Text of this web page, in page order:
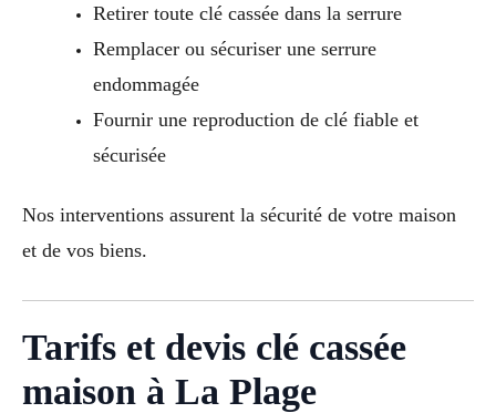
Retirer toute clé cassée dans la serrure
Remplacer ou sécuriser une serrure
endommagée
Fournir une reproduction de clé fiable et
sécurisée
Nos interventions assurent la sécurité de votre maison
et de vos biens.
Tarifs et devis clé cassée
maison à La Plage